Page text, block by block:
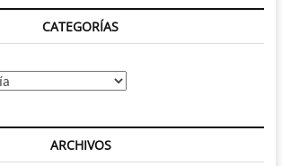
CATEGORÍAS
ARCHIVOS